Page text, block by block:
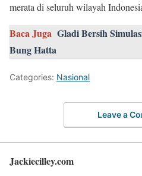
merata di seluruh wilayah
Baca Juga Gladi Bersih
Bung Hatta
Categories: Nasional
Leave a
Jackiecilley.com